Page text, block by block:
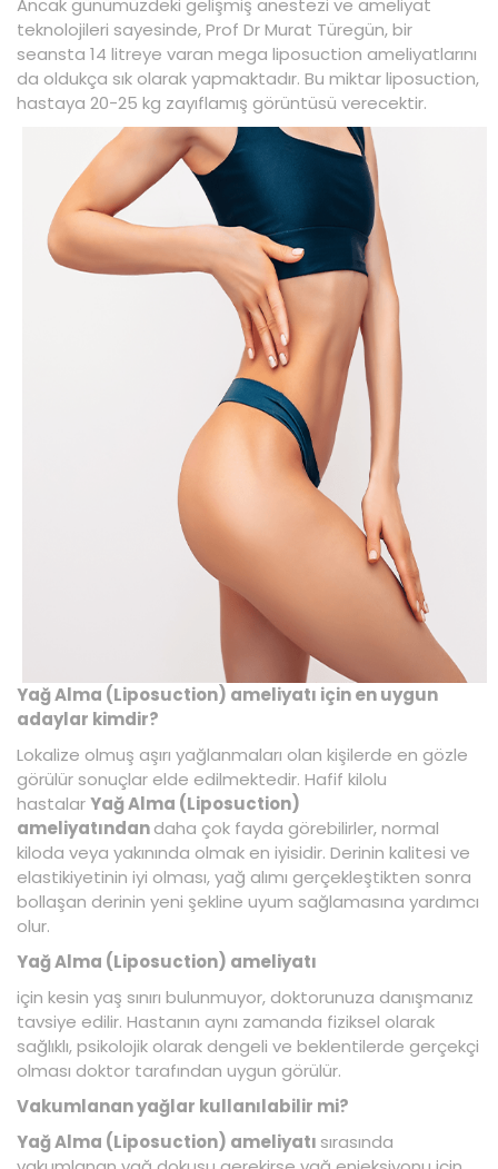
Ancak günümüzdeki gelişmiş anestezi ve ameliyat
teknolojileri sayesinde, Prof Dr Murat Türegün, bir
seansta 14 litreye varan mega liposuction ameliyatlarını
da oldukça sık olarak yapmaktadır. Bu miktar liposuction,
hastaya 20-25 kg zayıflamış görüntüsü verecektir.
Yağ Alma (Liposuction) ameliyatı için en uygun
adaylar kimdir?
Lokalize olmuş aşırı yağlanmaları olan kişilerde en gözle
görülür sonuçlar elde edilmektedir. Hafif kilolu
hastalarYağ Alma (Liposuction)
ameliyatındandaha çok fayda görebilirler, normal
kiloda veya yakınında olmak en iyisidir. Derinin kalitesi ve
elastikiyetinin iyi olması, yağ alımı gerçekleştikten sonra
bollaşan derinin yeni şekline uyum sağlamasına yardımcı
olur.
Yağ Alma (Liposuction) ameliyatı
için kesin yaş sınırı bulunmuyor, doktorunuza danışmanız
tavsiye edilir. Hastanın aynı zamanda fiziksel olarak
sağlıklı, psikolojik olarak dengeli ve beklentilerde gerçekçi
olması doktor tarafından uygun görülür.
Vakumlanan yağlar kullanılabilir mi?
Yağ Alma (Liposuction) ameliyatı sırasında